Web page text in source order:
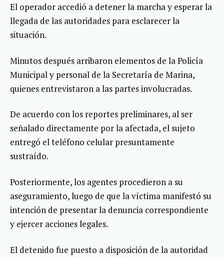
El operador accedió a detener la marcha y esperar la
llegada de las autoridades para esclarecer la
situación.
Minutos después arribaron elementos de la Policía
Municipal y personal de la Secretaría de Marina,
quienes entrevistaron a las partes involucradas.
De acuerdo con los reportes preliminares, al ser
señalado directamente por la afectada, el sujeto
entregó el teléfono celular presuntamente
sustraído.
Posteriormente, los agentes procedieron a su
aseguramiento, luego de que la víctima manifestó su
intención de presentar la denuncia correspondiente
y ejercer acciones legales.
El detenido fue puesto a disposición de la autoridad